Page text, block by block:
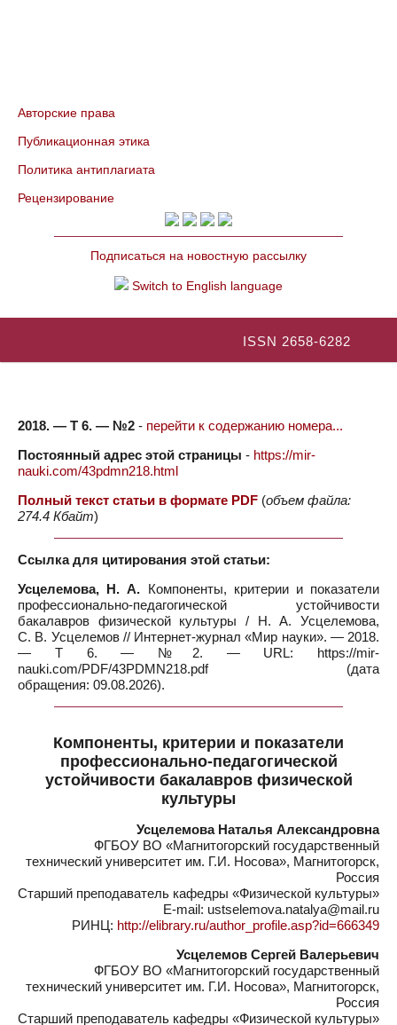
Авторские права
Публикационная этика
Политика антиплагиата
Рецензирование
Подписаться на новостную рассылку
Switch to English language
ISSN 2658-6282
2018. — Т 6. — №2 - перейти к содержанию номера...
Постоянный адрес этой страницы - https://mir-
nauki.com/43pdmn218.html
Полный текст статьи в формате PDF (объем файла:
274.4 Кбайт)
Ссылка для цитирования этой статьи:
Усцелемова, Н. А. Компоненты, критерии и показатели
профессионально-педагогической устойчивости
бакалавров физической культуры / Н. А. Усцелемова,
С. В. Усцелемов // Интернет-журнал «Мир науки». — 2018.
— Т 6. — №2. — URL: https://mir-
nauki.com/PDF/43PDMN218.pdf (дата
обращения: 09.08.2026).
Компоненты, критерии и показатели
профессионально-педагогической
устойчивости бакалавров физической
культуры
Усцелемова Наталья Александровна
ФГБОУ ВО «Магнитогорский государственный
технический университет им. Г.И. Носова», Магнитогорск,
Россия
Старший преподаватель кафедры «Физической культуры»
E-mail: ustselemova.natalya@mail.ru
РИНЦ: http://elibrary.ru/author_profile.asp?id=666349
Усцелемов Сергей Валерьевич
ФГБОУ ВО «Магнитогорский государственный
технический университет им. Г.И. Носова», Магнитогорск,
Россия
Старший преподаватель кафедры «Физической культуры»